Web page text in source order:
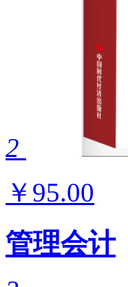
2
￥95.00
管理会计